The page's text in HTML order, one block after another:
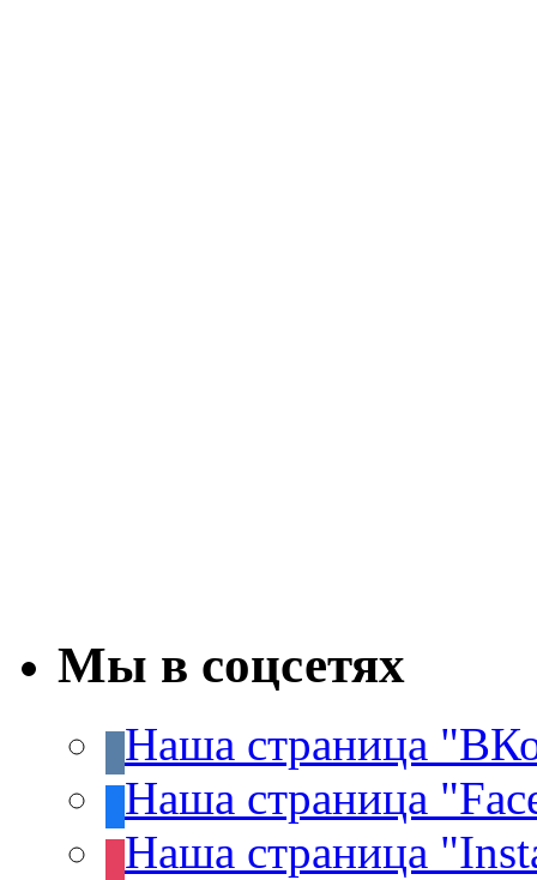
Мы в соцсетях
Наша страница
Наша страница
Наша страница